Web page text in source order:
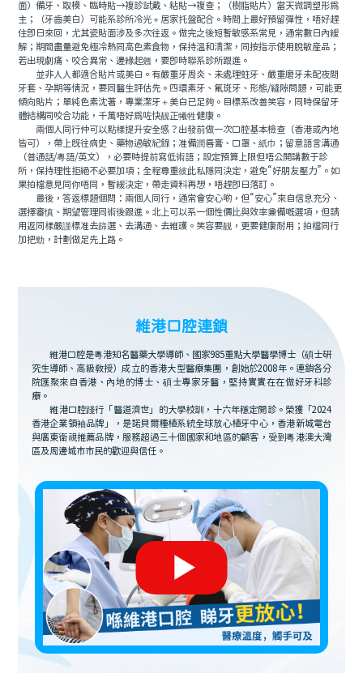
面）備牙、取模、臨時貼→複診試戴、粘貼→複查；（樹脂貼片）當天微調塑形爲
主；（牙齒美白）可能系診所冷光＋居家托盤配合。時間上最好預留彈性，唔好趕
住即日來回，尤其瓷貼面涉及多次往返。做完之後短暫敏感系常見，通常數日內緩
解；期間盡量避免極冷熱同高色素食物，保持溫和清潔，同按指示使用脫敏産品；
若出現劇痛、咬合異常、邊緣起翹，要即時聯系診所跟進。
並非人人都適合貼片或美白。有嚴重牙周炎、未處理蛀牙、嚴重磨牙未配夜間
牙套、孕期等情況，要同醫生評估先。四環素牙、氟斑牙、形態/縫隙問題，可能更
傾向貼片；單純色素沈著，專業潔牙＋美白已足夠。目標系改善笑容，同時保留牙
體結構同咬合功能，千萬唔好爲咗快靓正犧牲健康。
兩個人同行仲可以點樣提升安全感？出發前做一次口腔基本檢查（香港或內地
皆可），帶上既往病史、藥物過敏紀錄；准備潤唇膏、口罩、紙巾；留意語言溝通
（普通話/粵語/英文），必要時提前寫低術語；設定預算上限但唔公開講數于診
所，保持理性拒絕不必要加項；全程尊重彼此私隱同決定，避免“好朋友壓力”。如
果拍檔意見同你唔同，暫緩決定，帶走資料再想，唔趕即日落訂。
最後，答返標題個問：兩個人同行，通常會安心啲，但“安心”來自信息充分、
選擇審慎、期望管理同術後跟進。北上可以系一個性價比與效率兼備嘅選項，但請
用返同樣嚴謹標准去篩選、去溝通、去維護。笑容要靓，更要健康耐用；拍檔同行
加把勁，計劃做足先上路。
維港口腔連鎖
維港口腔是粵港知名醫藥大學導師、國家985重點大學醫學博士（碩士研
究生導師、高級教授）成立的香港大型醫療集團，創始於2008年。連鎖各分
院匯聚來自香港、內地的博士、碩士專家牙醫，堅持實實在在做好牙科診
療。
維港口腔踐行「醫道濟世」的大學校訓，十六年穩定開診。榮獲「2024
香港企業領袖品牌」，是諾貝爾種植系統全球放心植牙中心，香港新城電台
與廣東衛視推薦品牌，服務超過三十個國家和地區的顧客，受到粵港澳大灣
區及周邊城市市民的歡迎與信任。